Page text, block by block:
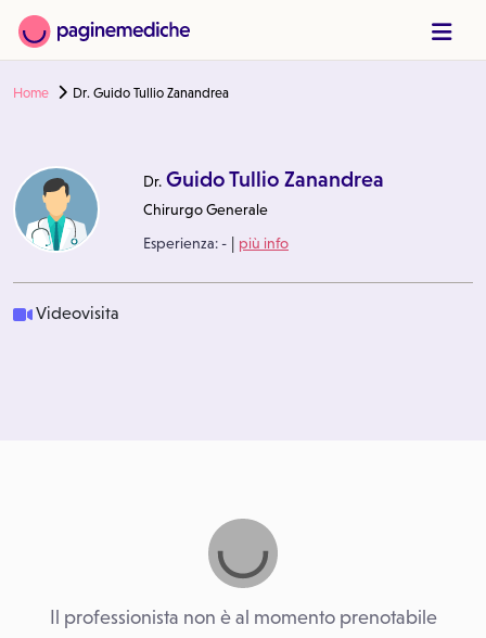
Home Dr. Guido Tullio Zanandrea
Dr. Guido Tullio Zanandrea
Chirurgo Generale
Esperienza:- | più info
Videovisita
Il professionista non è al momento prenotabile